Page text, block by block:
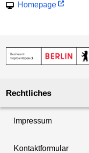
Homepage
Rechtliches
Impressum
Kontaktformular